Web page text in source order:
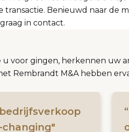
transactie. Benieuwd naar de
in contact.
voor gingen, herkennen uw
Rembrandt M&A hebben
changing"